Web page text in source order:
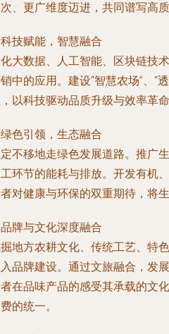
、更广维度迈进，共同谱写高质
技赋能，智慧融合
大数据、人工智能、区块链技
中的应用。建设“智慧农场”、“
以科技驱动品质升级与效率革命
色引领，生态融合
不移地走绿色发展道路。推广
环节的能耗与排放。开发有机
对健康与环保的双重期待，将
牌与文化深度融合
地方农耕文化、传统工艺、特
品牌建设。通过文旅融合，发
在品味产品的感受其承载的文
的统一。